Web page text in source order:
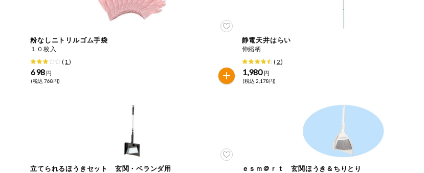
PC版サイトを表示
テキスト注文サイトを表示
コスメ＆ボデ
ィケア
ベビー
粉なしニトリルゴム手袋
１０枚入
( 1 )
698 円
(税込 768円)
静電天井はらい
伸縮柄
( 2)
1,980 円
(税込 2,178円)
立てられるほうきセット 玄関・ベランダ用 ｅｓｍ＠ｒｔ 玄関ほうき＆ちりとり